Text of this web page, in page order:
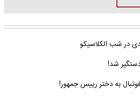
در شب الکلاسیکو
دستگیر شد!
به دختر رییس جمهور!